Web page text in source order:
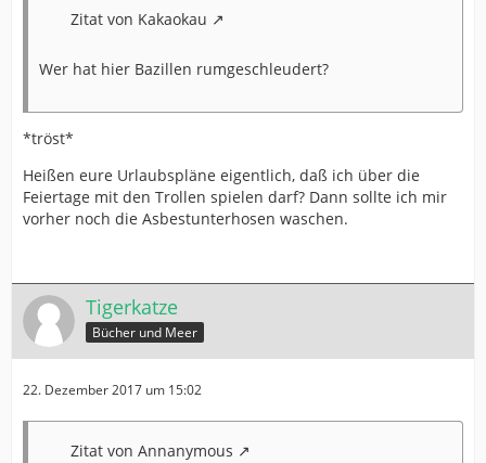
Zitat von Kakaokau
Wer hat hier Bazillen rumgeschleudert?
*tröst*
Heißen eure Urlaubspläne eigentlich, daß ich über die
Feiertage mit den Trollen spielen darf? Dann sollte ich mir
vorher noch die Asbestunterhosen waschen.
Tigerkatze
Bücher und Meer
22. Dezember 2017 um 15:02
Zitat von Annanymous